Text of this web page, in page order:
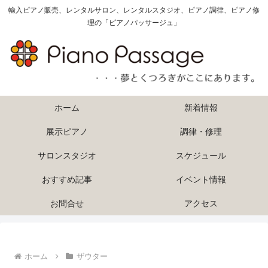
輸入ピアノ販売、レンタルサロン、レンタルスタジオ、ピアノ調律、ピアノ修
理の「ピアノパッサージュ」
ホーム 新着情報
展示ピアノ 調律・修理
サロンスタジオ スケジュール
おすすめ記事 イベント情報
お問合せ アクセス
ホーム ザウター